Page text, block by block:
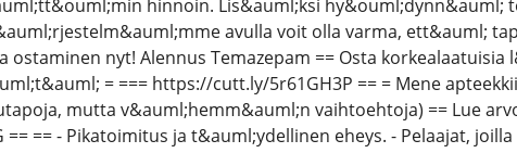
hinnoin. Lis&auml;ksi hy&ouml;dynn&auml;
avulla voit olla varma, ett&auml;
ostaminen nyt! Alennus Temazepam == Osta
= === https://cutt.ly/5r61GH3P == = Mene
mutta v&auml;hemm&auml;n vaihtoehtoja) == Lue
== - Pikatoimitus ja t&auml;ydellinen eheys. - Pelaajat,